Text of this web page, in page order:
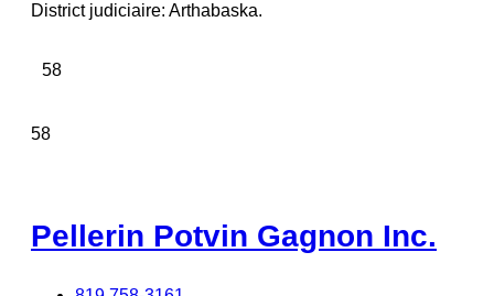
District judiciaire: Arthabaska.
58
58
Pellerin Potvin Gagnon Inc.